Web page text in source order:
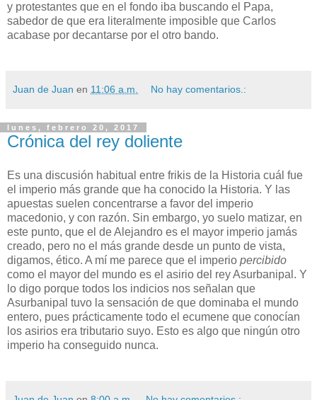
y protestantes que en el fondo iba buscando el Papa,
sabedor de que era literalmente imposible que Carlos
acabase por decantarse por el otro bando.
Juan de Juan en 11:06 a.m. No hay comentarios.:
lunes, febrero 20, 2017
Crónica del rey doliente
Es una discusión habitual entre frikis de la Historia cuál fue
el imperio más grande que ha conocido la Historia. Y las
apuestas suelen concentrarse a favor del imperio
macedonio, y con razón. Sin embargo, yo suelo matizar, en
este punto, que el de Alejandro es el mayor imperio jamás
creado, pero no el más grande desde un punto de vista,
digamos, ético. A mí me parece que el imperio percibido
como el mayor del mundo es el asirio del rey Asurbanipal. Y
lo digo porque todos los indicios nos señalan que
Asurbanipal tuvo la sensación de que dominaba el mundo
entero, pues prácticamente todo el ecumene que conocían
los asirios era tributario suyo. Esto es algo que ningún otro
imperio ha conseguido nunca.